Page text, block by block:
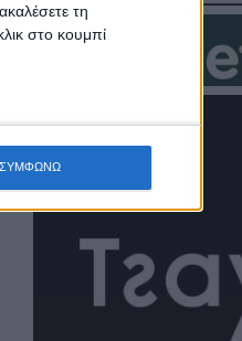
τη
στο κουμπί
ΣΥΜΦΩΝΩ